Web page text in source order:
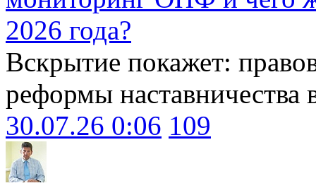
2026 года?
Вскрытие покажет:
реформы наставничества
30.07.26 0:06 109